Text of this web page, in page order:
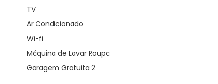
TV
Ar Condicionado
Wi-fi
Máquina de Lavar Roupa
Garagem Gratuita 2